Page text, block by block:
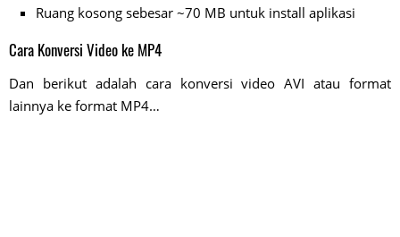
Ruang kosong sebesar ~70 MB untuk install aplikasi
Cara Konversi Video ke MP4
Dan berikut adalah cara konversi video AVI atau format
lainnya ke format MP4…